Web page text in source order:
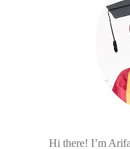
Hi there! I’m